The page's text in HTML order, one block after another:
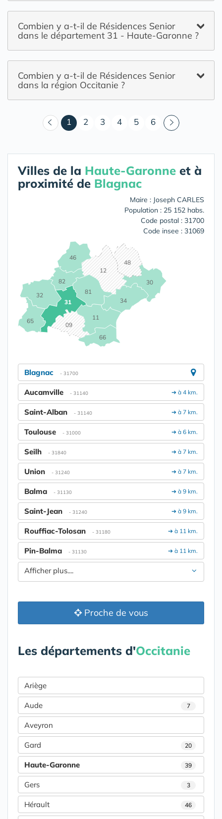
Combien y a-t-il de Résidences Senior
dans le département 31 - Haute-Garonne ?
Combien y a-t-il de Résidences Senior
dans la région Occitanie ?
1 (courant)
2 3 4 5 6
Villes de la Haute-Garonne et à
proximité de Blagnac
Maire : Joseph CARLES
Population : 25 152 habs.
Code postal : 31700
Code insee : 31069
09
11
12
30
31
32
34
46
48
65
66
81
82
Blagnac - 31700
➔ à 4 km.
Aucamville - 31140
➔ à 7 km.
Saint-Alban - 31140
➔ à 6 km.
Toulouse - 31000
➔ à 7 km.
Seilh - 31840
➔ à 7 km.
Union - 31240
➔ à 9 km.
Balma - 31130
➔ à 9 km.
Saint-Jean - 31240
➔ à 11 km.
Rouffiac-Tolosan - 31180
➔ à 11 km.
Pin-Balma - 31130
Afficher plus....
Proche de vous
Les départements d'Occitanie
Ariège
Aude 7
Aveyron
Gard 20
Haute-Garonne 39
Gers 3
Hérault 46